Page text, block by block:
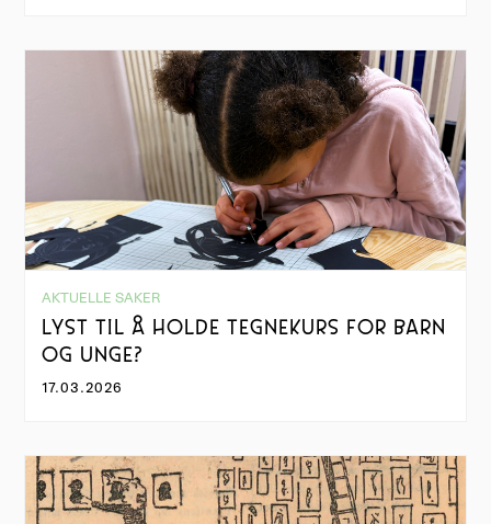
AKTUELLE SAKER
LYST TIL Å HOLDE TEGNEKURS FOR BARN
OG UNGE?
17.03.2026